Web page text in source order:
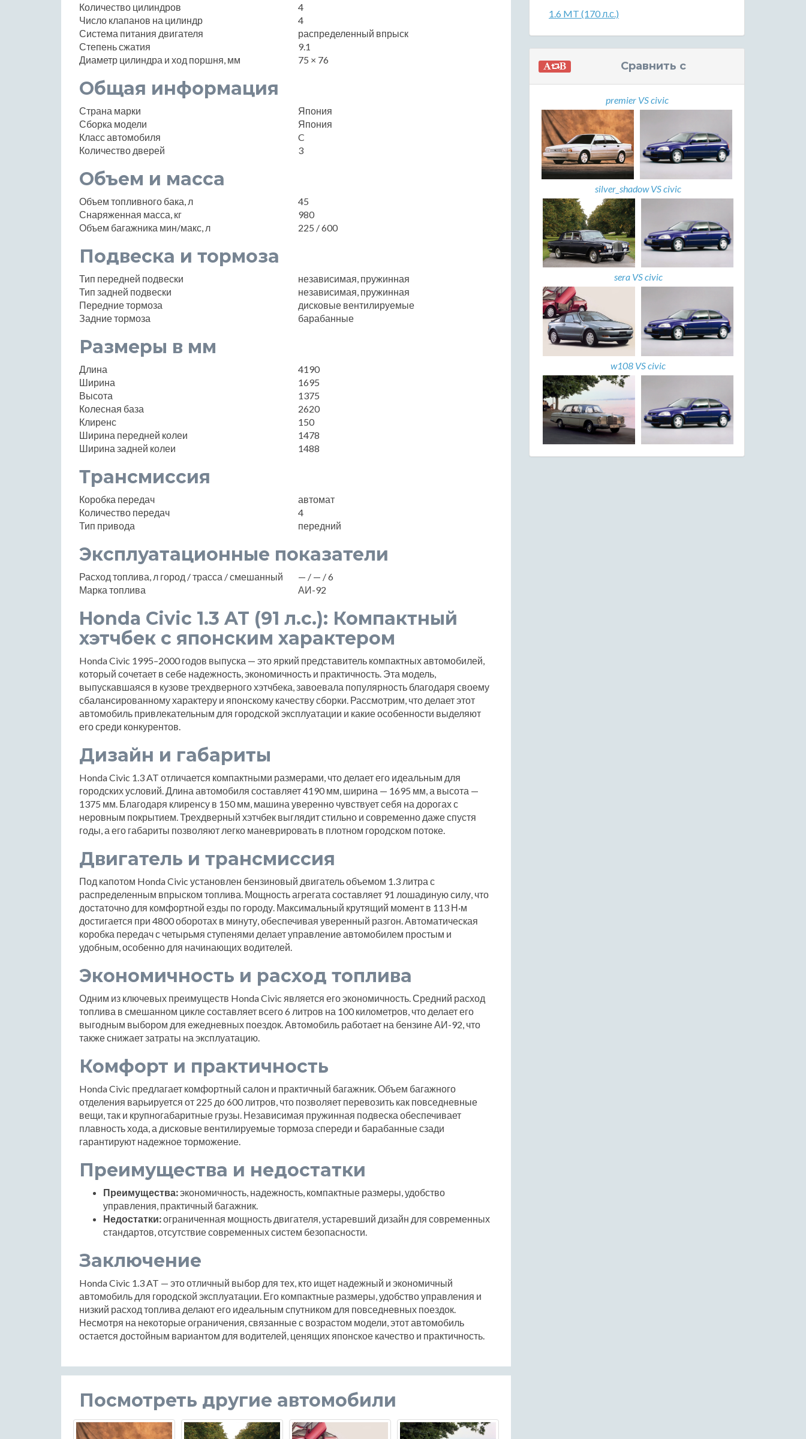
Количество цилиндров
4
Число клапанов на цилиндр
4
Система питания двигателя
распределенный впрыск
Степень сжатия
9.1
Диаметр цилиндра и ход поршня, мм
75 × 76
Общая информация
Страна марки
Япония
Сборка модели
Япония
Класс автомобиля
C
Количество дверей
3
Объем и масса
Объем топливного бака, л
45
Снаряженная масса, кг
980
Объем багажника мин/макс, л
225 / 600
Подвеска и тормоза
Тип передней подвески
независимая, пружинная
Тип задней подвески
независимая, пружинная
Передние тормоза
дисковые вентилируемые
Задние тормоза
барабанные
Размеры в мм
Длина
4190
Ширина
1695
Высота
1375
Колесная база
2620
Клиренс
150
Ширина передней колеи
1478
Ширина задней колеи
1488
Трансмиссия
Коробка передач
автомат
Количество передач
4
Тип привода
передний
Эксплуатационные показатели
Расход топлива, л город / трасса / смешанный
— / — / 6
Марка топлива
АИ-92
Honda Civic 1.3 AT (91 л.с.): Компактный
хэтчбек с японским характером
Honda Civic 1995–2000 годов выпуска — это яркий представитель компактных автомобилей,
который сочетает в себе надежность, экономичность и практичность. Эта модель,
выпускавшаяся в кузове трехдверного хэтчбека, завоевала популярность благодаря своему
сбалансированному характеру и японскому качеству сборки. Рассмотрим, что делает этот
автомобиль привлекательным для городской эксплуатации и какие особенности выделяют
его среди конкурентов.
Дизайн и габариты
Honda Civic 1.3 AT отличается компактными размерами, что делает его идеальным для
городских условий. Длина автомобиля составляет 4190 мм, ширина — 1695 мм, а высота —
1375 мм. Благодаря клиренсу в 150 мм, машина уверенно чувствует себя на дорогах с
неровным покрытием. Трехдверный хэтчбек выглядит стильно и современно даже спустя
годы, а его габариты позволяют легко маневрировать в плотном городском потоке.
Двигатель и трансмиссия
Под капотом Honda Civic установлен бензиновый двигатель объемом 1.3 литра с
распределенным впрыском топлива. Мощность агрегата составляет 91 лошадиную силу, что
достаточно для комфортной езды по городу. Максимальный крутящий момент в 113 Н·м
достигается при 4800 оборотах в минуту, обеспечивая уверенный разгон. Автоматическая
коробка передач с четырьмя ступенями делает управление автомобилем простым и
удобным, особенно для начинающих водителей.
Экономичность и расход топлива
Одним из ключевых преимуществ Honda Civic является его экономичность. Средний расход
топлива в смешанном цикле составляет всего 6 литров на 100 километров, что делает его
выгодным выбором для ежедневных поездок. Автомобиль работает на бензине АИ-92, что
также снижает затраты на эксплуатацию.
Комфорт и практичность
Honda Civic предлагает комфортный салон и практичный багажник. Объем багажного
отделения варьируется от 225 до 600 литров, что позволяет перевозить как повседневные
вещи, так и крупногабаритные грузы. Независимая пружинная подвеска обеспечивает
плавность хода, а дисковые вентилируемые тормоза спереди и барабанные сзади
гарантируют надежное торможение.
Преимущества и недостатки
Преимущества:экономичность, надежность, компактные размеры, удобство
управления, практичный багажник.
Недостатки:ограниченная мощность двигателя, устаревший дизайн для современных
стандартов, отсутствие современных систем безопасности.
Заключение
Honda Civic 1.3 AT — это отличный выбор для тех, кто ищет надежный и экономичный
автомобиль для городской эксплуатации. Его компактные размеры, удобство управления и
низкий расход топлива делают его идеальным спутником для повседневных поездок.
Несмотря на некоторые ограничения, связанные с возрастом модели, этот автомобиль
остается достойным вариантом для водителей, ценящих японское качество и практичность.
Посмотреть другие автомобили
1.6 MT (170 л.с.)
Сравнить с
premier VS civic
silver_shadow VS civic
sera VS civic
w108 VS civic